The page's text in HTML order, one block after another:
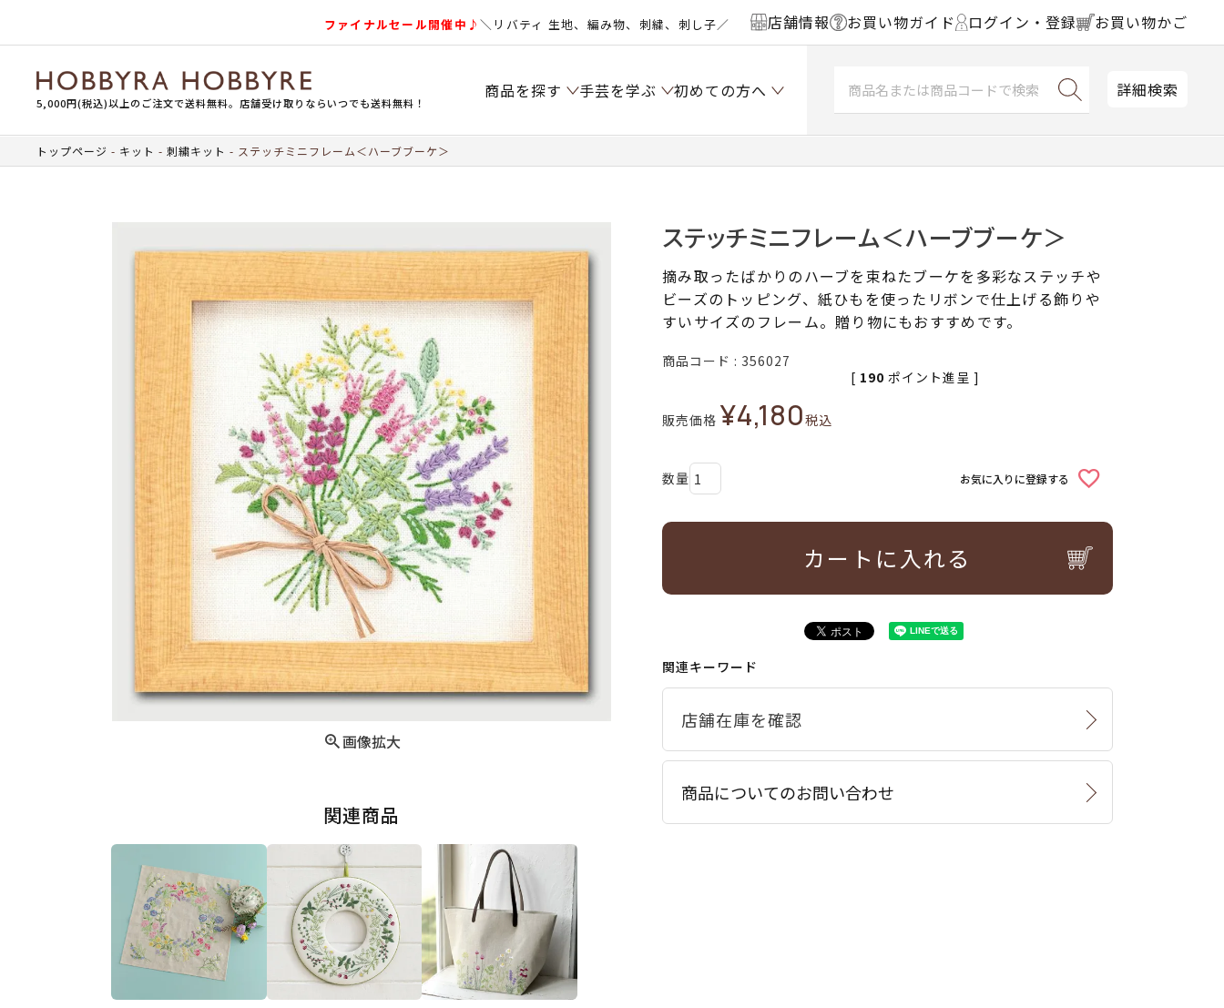
ファイナルセール開催中♪＼リバティ 生地、編み物、刺繍、刺し子／ 店舗情報 お買い物ガイド ログイン・登録 お買い物かご
5,000円(税込)以上のご注文で送料無料。店舗受け取りならいつでも送料無料！
商品を探す 手芸を学ぶ 初めての方へ 詳細検索
トップページ キット 刺繍キット ステッチミニフレーム＜ハーブブーケ＞
画像拡大
関連商品
ステッチミニフレーム＜ハーブブーケ＞
摘み取ったばかりのハーブを束ねたブーケを多彩なステッチや
ビーズのトッピング、紙ひもを使ったリボンで仕上げる飾りや
すいサイズのフレーム。贈り物にもおすすめです。
商品コード 356027
販売価格 ¥4,180税込
[ 190 ポイント進呈 ]
お気に入りに登録する
カートに入れる
関連キーワード
商品についてのお問い合わせ